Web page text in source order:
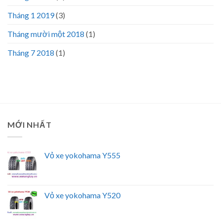
Tháng 1 2019(3)
Tháng mười một 2018 (1)
Tháng 7 2018 (1)
MỚI NHẤT
Vỏ xe yokohama Y555
Vỏ xe yokohama Y520